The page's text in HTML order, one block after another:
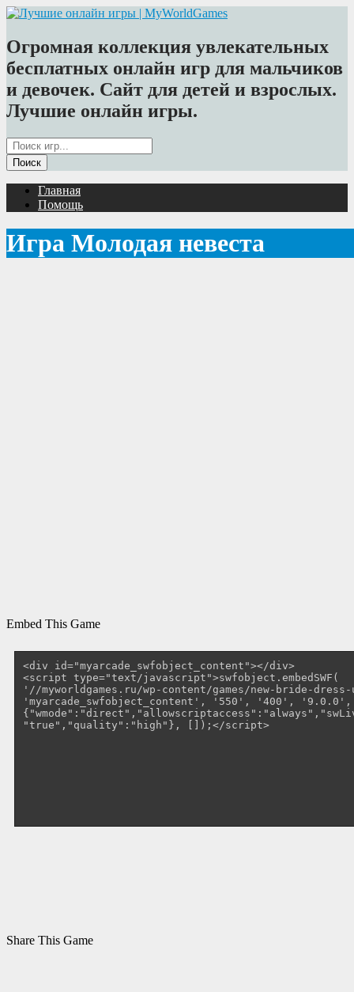
Огромная коллекция увлекательных
бесплатных онлайн игр для мальчиков
и девочек. Сайт для детей и взрослых.
Лучшие онлайн игры.
Главная
Помощь
Игра Молодая невеста
Embed This Game
Share This Game